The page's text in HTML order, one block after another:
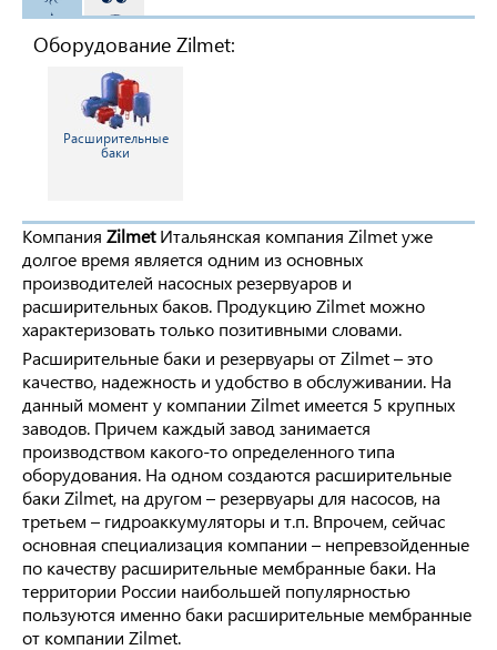
Оборудование Zilmet:
Расширительные
баки
Компания ZilmetИтальянская компания Zilmet уже
долгое время является одним из основных
производителей насосных резервуаров и
расширительных баков. Продукцию Zilmet можно
характеризовать только позитивными словами.
Расширительные баки и резервуары от Zilmet – это
качество, надежность и удобство в обслуживании. На
данный момент у компании Zilmet имеется 5 крупных
заводов. Причем каждый завод занимается
производством какого-то определенного типа
оборудования. На одном создаются расширительные
баки Zilmet, на другом – резервуары для насосов, на
третьем – гидроаккумуляторы и т.п. Впрочем, сейчас
основная специализация компании – непревзойденные
по качеству расширительные мембранные баки. На
территории России наибольшей популярностью
пользуются именно баки расширительные мембранные
от компании Zilmet.